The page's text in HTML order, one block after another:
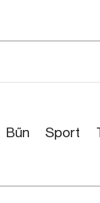
Bűn Sport